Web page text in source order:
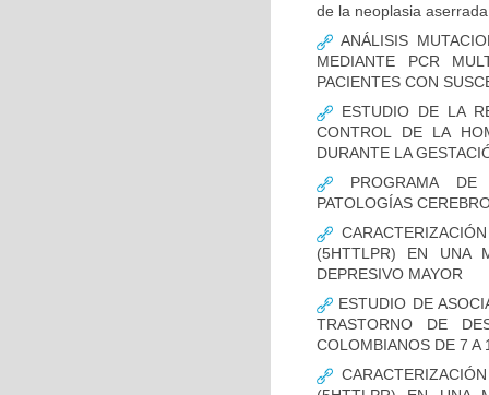
de la neoplasia
ANÁLISIS
MEDIANTE PCR
PACIENTES CON
ESTUDIO DE LA
CONTROL DE LA
DURANTE LA
PROGRAMA DE
PATOLOGÍAS
(5HTTLPR) EN UNA
DEPRESIVO MAYOR
ESTUDIO DE
TRASTORNO DE
COLOMBIANOS DE 7 A